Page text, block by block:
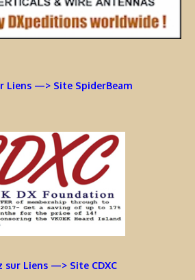
Liens —> Site SpiderBeam
sur Liens —> Site CDXC